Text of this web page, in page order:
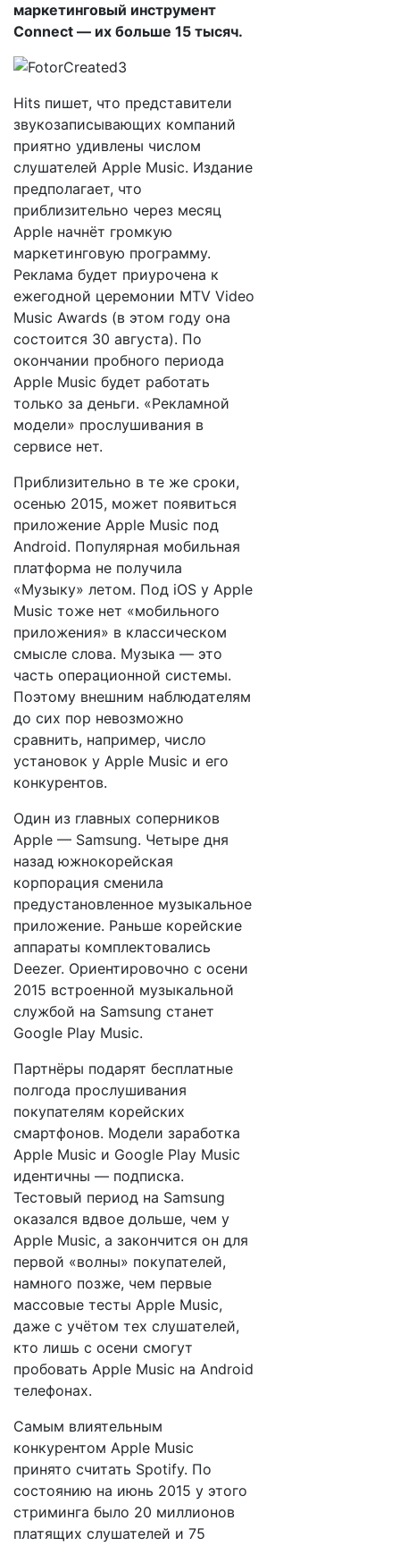
маркетинговый инструмент
Connect — их больше 15 тысяч.
Hits пишет, что представители
звукозаписывающих компаний
приятно удивлены числом
слушателей Apple Music. Издание
предполагает, что
приблизительно через месяц
Apple начнёт громкую
маркетинговую программу.
Реклама будет приурочена к
ежегодной церемонии MTV Video
Music Awards (в этом году она
состоится 30 августа). По
окончании пробного периода
Apple Music будет работать
только за деньги. «Рекламной
модели» прослушивания в
сервисе нет.
Приблизительно в те же сроки,
осенью 2015, может появиться
приложение Apple Music под
Android. Популярная мобильная
платформа не получила
«Музыку» летом. Под iOS у Apple
Music тоже нет «мобильного
приложения» в классическом
смысле слова. Музыка — это
часть операционной системы.
Поэтому внешним наблюдателям
до сих пор невозможно
сравнить, например, число
установок у Apple Music и его
конкурентов.
Один из главных соперников
Apple — Samsung. Четыре дня
назад южнокорейская
корпорация сменила
предустановленное музыкальное
приложение. Раньше корейские
аппараты комплектовались
Deezer. Ориентировочно с осени
2015 встроенной музыкальной
службой на Samsung станет
Google Play Music.
Партнёры подарят бесплатные
полгода прослушивания
покупателям корейских
смартфонов. Модели заработка
Apple Music и Google Play Music
идентичны — подписка.
Тестовый период на Samsung
оказался вдвое дольше, чем у
Apple Music, а закончится он для
первой «волны» покупателей,
намного позже, чем первые
массовые тесты Apple Music,
даже с учётом тех слушателей,
кто лишь с осени смогут
пробовать Apple Music на Android
телефонах.
Самым влиятельным
конкурентом Apple Music
принято считать Spotify. По
состоянию на июнь 2015 у этого
стриминга было 20 миллионов
платящих слушателей и 75